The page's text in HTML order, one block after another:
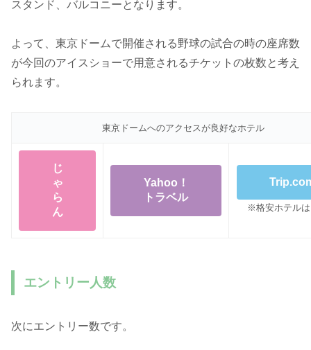
スタンド、バルコニーとなります。
よって、東京ドームで開催される野球の試合の時の座席数
が今回のアイスショーで用意されるチケットの枚数と考え
られます。
東京ドームへのアクセスが良好なホテル
じ
ゃ
ら
ん
Yahoo！
トラベル
※格安ホテル
エントリー人数
次にエントリー数です。